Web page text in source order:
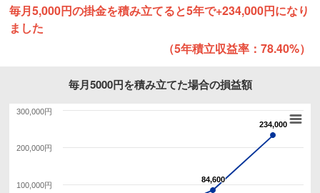
毎月5,000円の掛金を積み立てると5年で+234,000円になり
ました
（5年積立収益率：78.40%）
毎月5000円を積み立てた場合の損益額
84,600
84,600
234,000
234,000
100,000円
200,000円
300,000円